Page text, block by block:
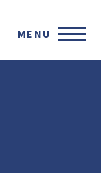
MENU